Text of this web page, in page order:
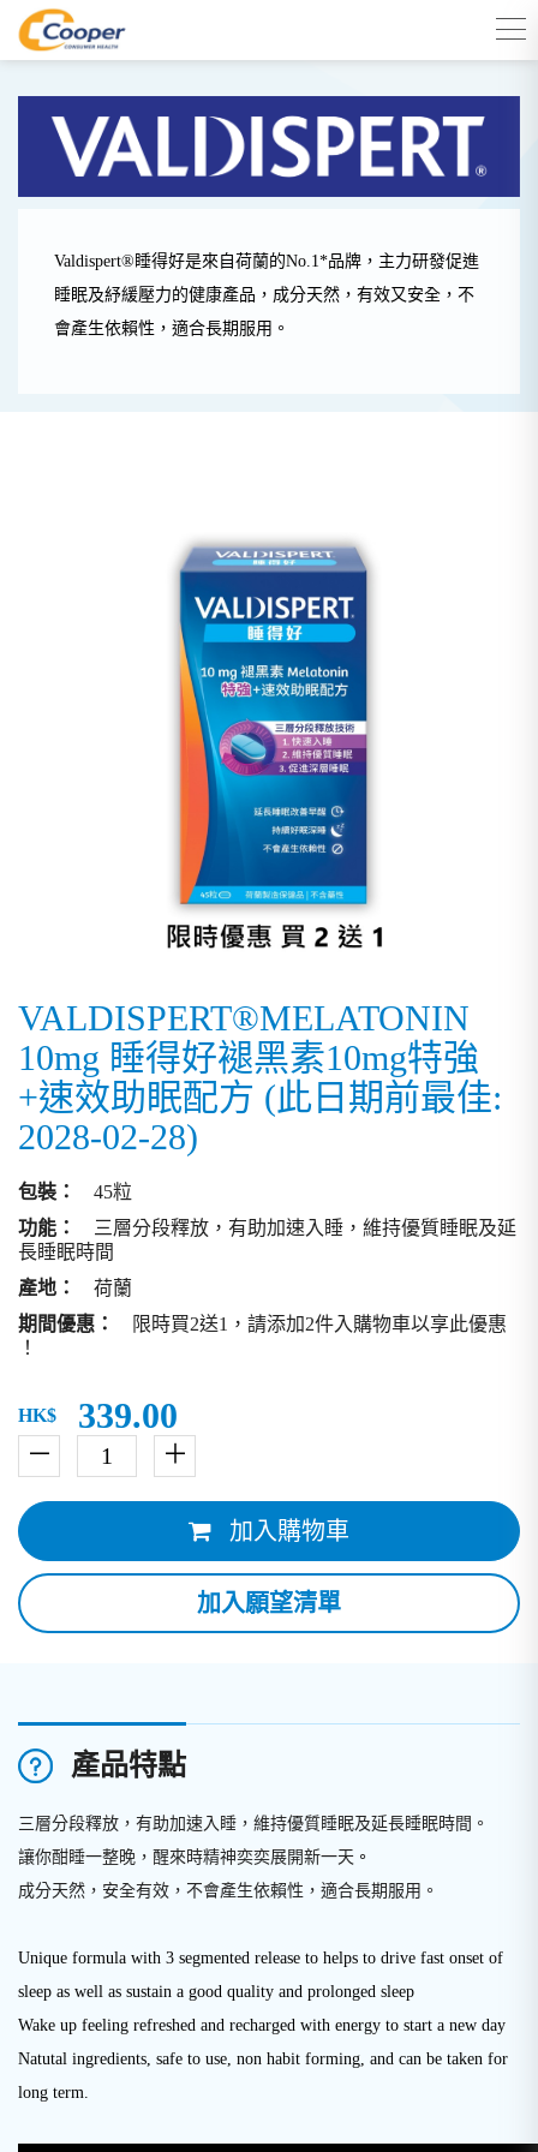
Valdispert®睡得好是來自荷蘭的No.1*品牌，主力研發促進
睡眠及紓緩壓力的健康產品，成分天然，有效又安全，不
會產生依賴性，適合長期服用。
VALDISPERT®MELATONIN
10mg 睡得好褪黑素10mg特強
+速效助眠配方 (此日期前最佳:
2028-02-28)
包裝：
45粒
功能：
三層分段釋放，有助加速入睡，維持優質睡眠及延
長睡眠時間
產地：
荷蘭
期間優惠：
限時買2送1，請添加2件入購物車以享此優惠
！
HK$ 339.00
－ ＋
加入購物車
加入願望清單
產品特點
三層分段釋放，有助加速入睡，維持優質睡眠及延長睡眠時間。
讓你酣睡一整晚，醒來時精神奕奕展開新一天 。
成分天然，安全有效，不會產生依賴性，適合長期服用。
Unique formula with 3 segmented release to helps to drive fast onset of
sleep as well as sustain a good quality and prolonged sleep
Wake up feeling refreshed and recharged with energy to start a new day
Natutal ingredients, safe to use, non habit forming, and can be taken for
long term.